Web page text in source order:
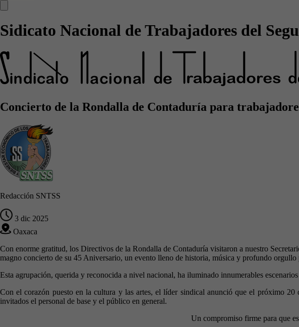
Sidicato Nacional de Trabajadores del
Concierto de la Rondalla de Contaduría para
Redacción SNTSS
3 dic 2025
Oaxaca
Con enorme gratitud, los Directivos de la Rondalla de Contaduría visitaron a nuestro
magno concierto de su 45 Aniversario, un evento lleno de historia, música y profundo orgullo
Esta agrupación, querida y reconocida a nivel nacional, ha iluminado innumerables
Con el corazón puesto en la cultura y las artes, el líder sindical anunció que el próximo
invitados el personal de base y el público en general.
Un compromiso firme para que